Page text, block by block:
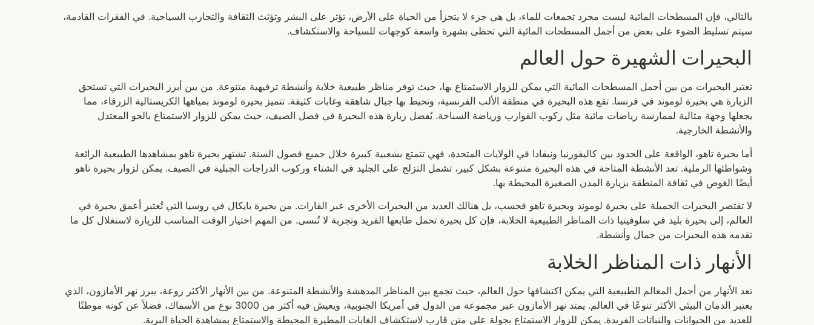
بالتالي، فإن المسطحات المائية ليست مجرد تجمعات للماء، بل هي جزء لا يتجزأ من الحياة على الأرض، تؤثر على البشر وتؤثث الثقافة والتجارب السياحية. في الفقرات القادمة،
سيتم تسليط الضوء على بعض من أجمل المسطحات المائية التي تحظى بشهرة واسعة كوجهات للسياحة والاستكشاف.
البحيرات الشهيرة حول العالم
تعتبر البحيرات من بين أجمل المسطحات المائية التي يمكن للزوار الاستمتاع بها، حيث توفر مناظر طبيعية خلابة وأنشطة ترفيهية متنوعة. من بين أبرز البحيرات التي تستحق
الزيارة هي بحيرة لوموند في فرنسا. تقع هذه البحيرة في منطقة الألب الفرنسية، وتحيط بها جبال شاهقة وغابات كثيفة. تتميز بحيرة لوموند بمياهها الكريستالية الزرقاء، مما
يجعلها وجهة مثالية لممارسة رياضات مائية مثل ركوب القوارب ورياضة السباحة. يُفضل زيارة هذه البحيرة في فصل الصيف، حيث يمكن للزوار الاستمتاع بالجو المعتدل
والأنشطة الخارجية.
أما بحيرة تاهو، الواقعة على الحدود بين كاليفورنيا ونيفادا في الولايات المتحدة، فهي تتمتع بشعبية كبيرة خلال جميع فصول السنة. تشتهر بحيرة تاهو بمشاهدها الطبيعية الرائعة
وشواطئها الرملية. تعد الأنشطة المتاحة في هذه البحيرة متنوعة بشكل كبير، تشمل التزلج على الجليد في الشتاء وركوب الدراجات الجبلية في الصيف. يمكن لزوار بحيرة تاهو
أيضًا الغوص في ثقافة المنطقة بزيارة المدن الصغيرة المحيطة بها.
لا تقتصر البحيرات الجميلة على بحيرة لوموند وبحيرة تاهو فحسب، بل هنالك العديد من البحيرات الأخرى عبر القارات. من بحيرة بايكال في روسيا التي تُعتبر أعمق بحيرة في
العالم، إلى بحيرة بليد في سلوفينيا ذات المناظر الطبيعية الخلابة، فإن كل بحيرة تحمل طابعها الفريد وتجربة لا تُنسى. من المهم اختيار الوقت المناسب للزيارة لاستغلال كل ما
تقدمه هذه البحيرات من جمال وأنشطة.
الأنهار ذات المناظر الخلابة
تعد الأنهار من أجمل المعالم الطبيعية التي يمكن اكتشافها حول العالم، حيث تجمع بين المناظر المدهشة والأنشطة المتنوعة. من بين الأنهار الأكثر روعة، يبرز نهر الأمازون، الذي
يعتبر الدمان البيئي الأكثر تنوعًا في العالم. يمتد نهر الأمازون عبر مجموعة من الدول في أمريكا الجنوبية، ويعيش فيه أكثر من 3000 نوع من الأسماك، فضلاً عن كونه موطنًا
للعديد من الحيوانات والنباتات الفريدة. يمكن للزوار الاستمتاع بجولة على متن قارب لاستكشاف الغابات المطيرة المحيطة والاستمتاع بمشاهدة الحياة البرية.